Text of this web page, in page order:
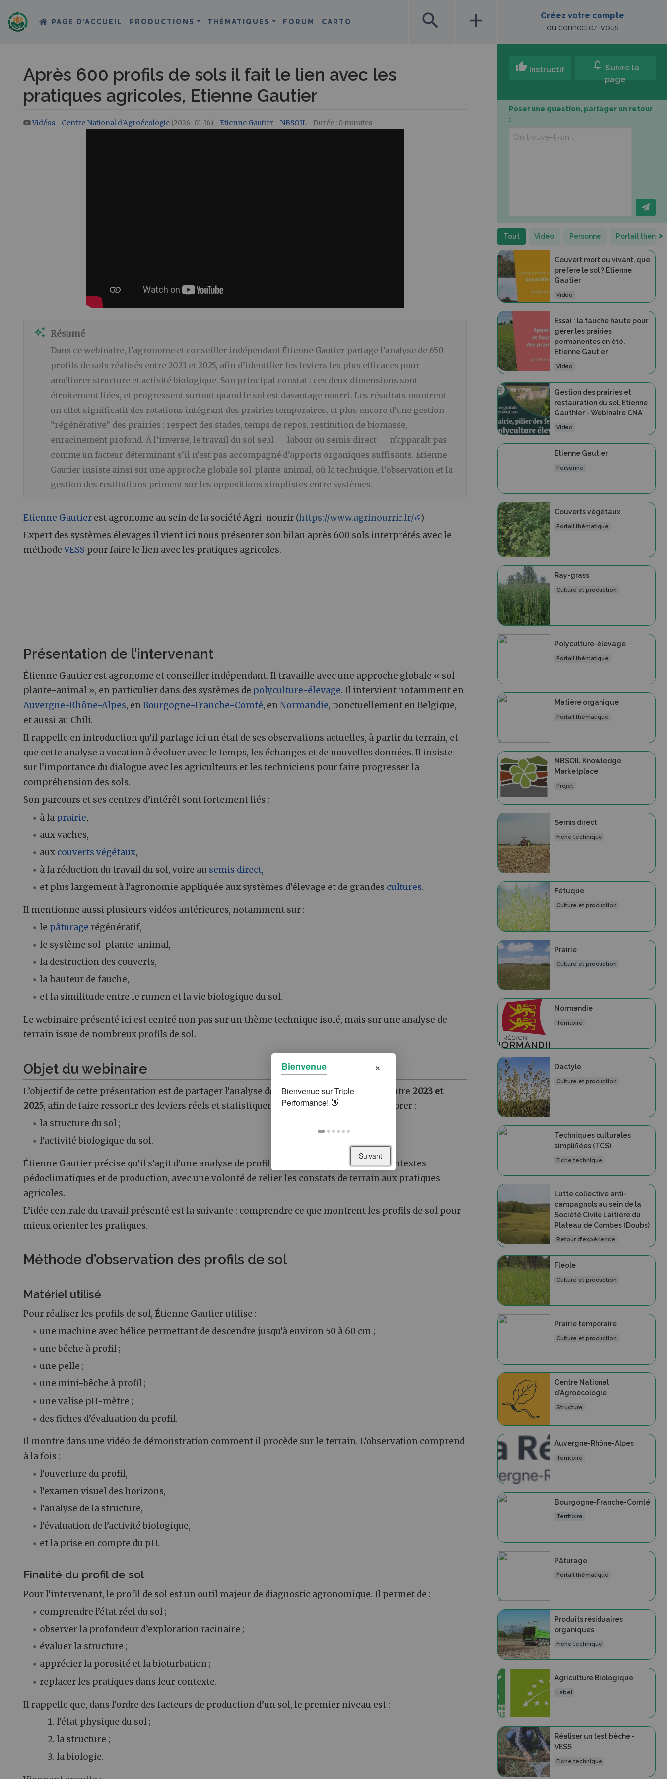
PAGE D’ACCUEIL PRODUCTIONS THÉMATIQUES FORUM CARTO search add
Créez votre compte
ou connectez-vous
Après 600 profils de sols il fait le lien avec les
pratiques agricoles, Etienne Gautier
Aller à :navigation,rechercher
Vidéos - Centre National d'Agroécologie (2026-01-16) - Etienne Gautier - NBSOIL - Durée : 0 minutes
auto_awesome Résumé
Dans ce webinaire, l’agronome et conseiller indépendant Étienne Gautier partage l’analyse de 650
profils de sols réalisés entre 2023 et 2025, afin d’identifier les leviers les plus efficaces pour
améliorer structure et activité biologique. Son principal constat : ces deux dimensions sont
étroitement liées, et progressent surtout quand le sol est davantage nourri. Les résultats montrent
un effet significatif des rotations intégrant des prairies temporaires, et plus encore d’une gestion
“régénérative” des prairies : respect des stades, temps de repos, restitution de biomasse,
enracinement profond. À l’inverse, le travail du sol seul — labour ou semis direct — n’apparaît pas
comme un facteur déterminant s’il n’est pas accompagné d’apports organiques suffisants. Étienne
Gautier insiste ainsi sur une approche globale sol-plante-animal, où la technique, l’observation et la
gestion des restitutions priment sur les oppositions simplistes entre systèmes.
Etienne Gautier est agronome au sein de la société Agri-nourir (https://www.agrinourrir.fr/
)
Expert des systèmes élevages il vient ici nous présenter son bilan après 600 sols interprétés avec le
méthodeVESS pour faire le lien avec les pratiques agricoles.
Présentation de l’intervenant
Étienne Gautier est agronome et conseiller indépendant. Il travaille avec une approche globale « sol-
plante-animal », en particulier dans des systèmes de polyculture-élevage. Il intervient notamment en
Auvergne-Rhône-Alpes, en Bourgogne-Franche-Comté, en Normandie, ponctuellement en Belgique,
et aussi au Chili.
Il rappelle en introduction qu’il partage ici un état de ses observations actuelles, à partir du terrain, et
que cette analyse a vocation à évoluer avec le temps, les échanges et de nouvelles données. Il insiste
sur l’importance du dialogue avec les agriculteurs et les techniciens pour faire progresser la
compréhension des sols.
Son parcours et ses centres d’intérêt sont fortement liés :
à la prairie,
aux vaches,
aux couverts végétaux,
à la réduction du travail du sol, voire au semis direct,
et plus largement à l’agronomie appliquée aux systèmes d’élevage et de grandes cultures.
Il mentionne aussi plusieurs vidéos antérieures, notamment sur :
le pâturage régénératif,
le système sol-plante-animal,
la destruction des couverts,
la hauteur de fauche,
et la similitude entre le rumen et la vie biologique du sol.
Le webinaire présenté ici est centré non pas sur un thème technique isolé, mais sur une analyse de
terrain issue de nombreux profils de sol.
Objet du webinaire
L’objectif de cette présentation est de partager l’analyse de 650 profils de solréalisés entre 2023 et
2025, afin de faire ressortir des leviers réels et statistiquement significatifs pour améliorer :
la structure du sol ;
l’activité biologique du sol.
Étienne Gautier précise qu’il s’agit d’une analyse de profils observés dans différents contextes
pédoclimatiques et de production, avec une volonté de relier les constats de terrain aux pratiques
agricoles.
L’idée centrale du travail présenté est la suivante : comprendre ce que montrent les profils de sol pour
mieux orienter les pratiques.
Méthode d’observation des profils de sol
Matériel utilisé
Pour réaliser les profils de sol, Étienne Gautier utilise :
une machine avec hélice permettant de descendre jusqu’à environ 50 à 60 cm ;
une bêche à profil ;
une pelle ;
une mini-bêche à profil ;
une valise pH-mètre ;
des fiches d’évaluation du profil.
Il montre dans une vidéo de démonstration comment il procède sur le terrain. L’observation comprend
à la fois :
l’ouverture du profil,
l’examen visuel des horizons,
l’analyse de la structure,
l’évaluation de l’activité biologique,
et la prise en compte du pH.
Finalité du profil de sol
Pour l’intervenant, le profil de sol est un outil majeur de diagnostic agronomique. Il permet de :
comprendre l’état réel du sol ;
observer la profondeur d’exploration racinaire ;
évaluer la structure ;
apprécier la porosité et la bioturbation ;
replacer les pratiques dans leur contexte.
Il rappelle que, dans l’ordre des facteurs de production d’un sol, le premier niveau est :
l’état physique du sol ;
la structure ;
la biologie.
thumb_up Instructif notifications Suivre la
page
Poser une question, partager un retour
:
Tout Vidéo Personne Portail >
Couvert mort ou vivant, que
préfère le sol ? Etienne
Gautier
Vidéo
Essai : la fauche haute pour
gérer les prairies
permanentes en été,
Etienne Gautier
Vidéo
Gestion des prairies et
restauration du sol, Etienne
Gauthier - Webinaire CNA
Vidéo
Etienne Gautier
Personne
Couverts végétaux
Portail thématique
Ray-grass
Culture et production
Polyculture-élevage
Portail thématique
Matière organique
Portail thématique
NBSOIL Knowledge
Marketplace
Projet
Semis direct
Fiche technique
Fétuque
Culture et production
Prairie
Culture et production
Normandie
Territoire
Dactyle
Culture et production
Techniques culturales
simplifiées (TCS)
Fiche technique
Lutte collective anti-
campagnols au sein de la
Société Civile Laitière du
Plateau de Combes (Doubs)
Retour d'expérience
Fléole
Culture et production
Prairie temporaire
Culture et production
Centre National
d'Agroécologie
Structure
Auvergne-Rhône-Alpes
Territoire
Bourgogne-Franche-Comté
Territoire
Pâturage
Portail thématique
Produits résiduaires
organiques
Fiche technique
Agriculture Biologique
Label
Réaliser un test bêche -
VESS
Fiche technique
Bienvenue ×
Suivant